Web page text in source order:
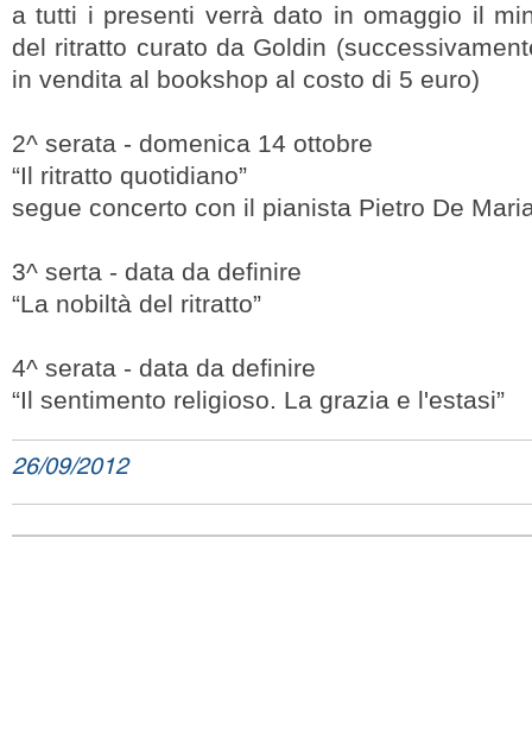
a tutti i presenti verrà dato in omaggio il
del ritratto curato da Goldin
in vendita al bookshop al costo di 5 euro)
2^ serata - domenica 14 ottobre
“Il ritratto quotidiano”
segue concerto con il pianista Pietro De
3^ serta - data da definire
“La nobiltà del ritratto”
4^ serata - data da definire
“Il sentimento religioso. La grazia e l'estasi”
26/09/2012